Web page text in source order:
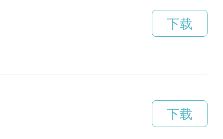
下载
下载